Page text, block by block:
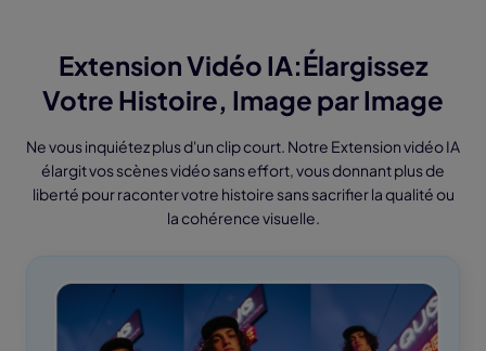
Extension Vidéo IA:Élargissez
Votre Histoire, Image par Image
Ne vous inquiétez plus d'un clip court. Notre Extension vidéo IA
élargit vos scènes vidéo sans effort, vous donnant plus de
liberté pour raconter votre histoire sans sacrifier la qualité ou
la cohérence visuelle.